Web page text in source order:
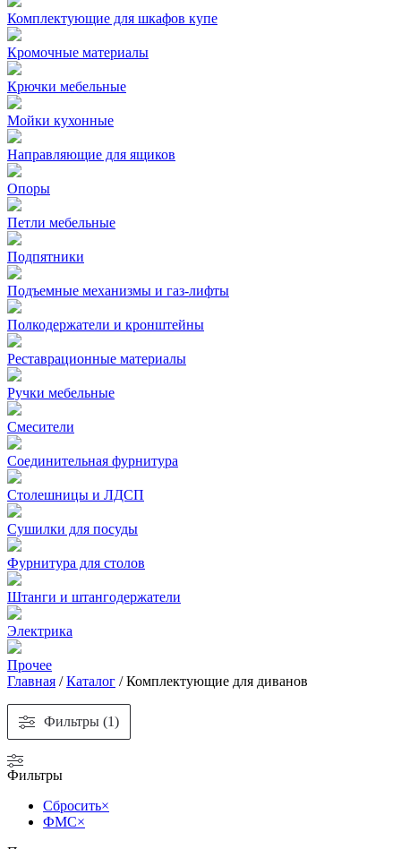
Комплектующие для шкафов купе
Кромочные материалы
Крючки мебельные
Мойки кухонные
Направляющие для ящиков
Опоры
Петли мебельные
Подпятники
Подъемные механизмы и газ-лифты
Полкодержатели и кронштейны
Реставрационные материалы
Ручки мебельные
Смесители
Соединительная фурнитура
Столешницы и ЛДСП
Сушилки для посуды
Фурнитура для столов
Штанги и штангодержатели
Электрика
Прочее
Главная /Каталог /Комплектующие для диванов
Фильтры (1)
Фильтры
Сбросить×
ФМС×